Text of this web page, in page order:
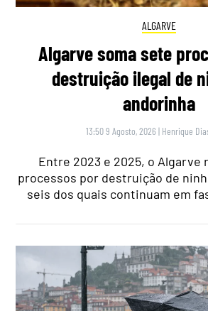
ALGARVE
Algarve soma sete
destruição ilegal de
andorinha
13:50 9 Agosto, 2026 | Henrique
Entre 2023 e 2025, o
processos por destruição de
seis dos quais continuam em